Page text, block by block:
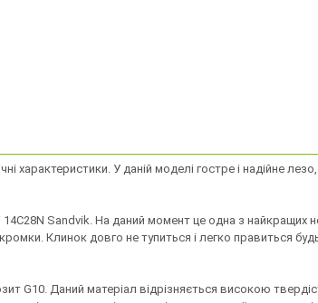
характеристики. У даній моделі гостре і надійне
Sandvik. На даний момент це одна з найкращих
Клинок довго не тупиться і легко правиться
G10. Даний матеріал відрізняється високою